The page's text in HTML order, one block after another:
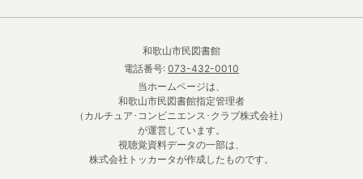
和歌山市民図書館
電話番号: 073-432-0010
当ホームページは、
和歌山市民図書館指定管理者
（カルチュア･コンビニエンス･クラブ株式会社）
が運営しています。
視聴覚資料データの一部は、
株式会社トッカータが作成したものです。